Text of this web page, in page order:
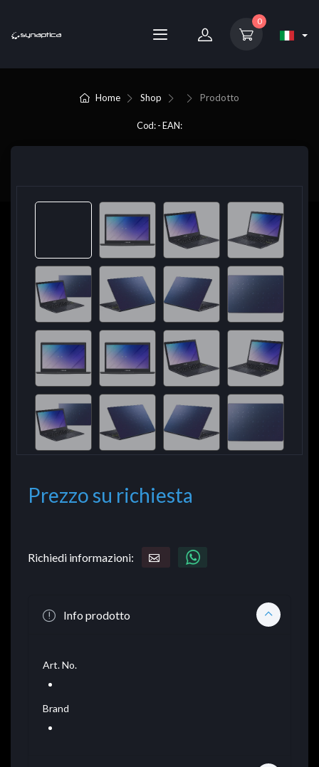
0
Home Shop Prodotto
Cod: - EAN:
Prezzo su richiesta
Richiedi informazioni:
Info prodotto
Art. No.
Brand